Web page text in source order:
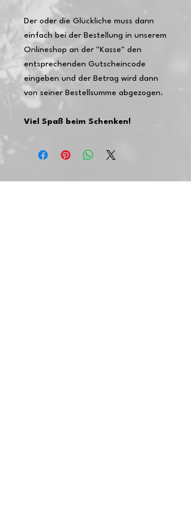
Der oder die Glückliche muss dann
einfach bei der Bestellung in unserem
Onlineshop an der "Kasse" den
entsprechenden Gutscheincode
eingeben und der Betrag wird dann
von seiner Bestellsumme abgezogen.
Viel Spaß beim Schenken!